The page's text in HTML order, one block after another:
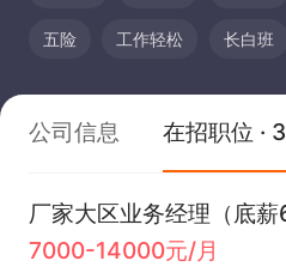
五险 工作轻松 长白班
公司信息 在招职位 · 3
7000-14000元/月